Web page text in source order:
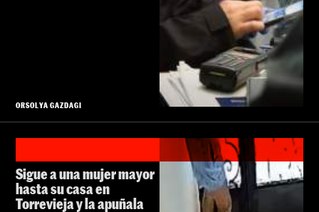
ORSOLYA GAZDAGI
Sigue a una mujer mayor
hasta su casa en
Torrevieja y la apuñala